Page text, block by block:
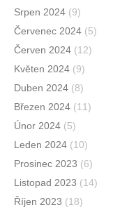
Srpen 2024 (9)
Červenec 2024 (5)
Červen 2024 (12)
Květen 2024 (9)
Duben 2024 (8)
Březen 2024 (11)
Únor 2024 (5)
Leden 2024 (10)
Prosinec 2023 (6)
Listopad 2023 (14)
Říjen 2023 (18)